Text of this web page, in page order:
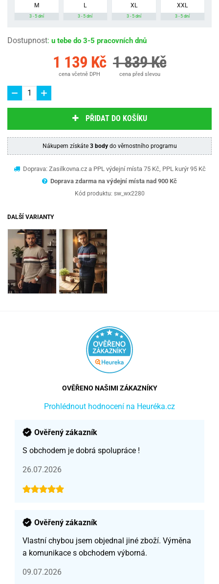
M
3 - 5 dní
L
3 - 5 dní
XL
3 - 5 dní
XXL
3 - 5 dní
Dostupnost: u tebe do 3-5 pracovních dnů
1 139 Kč
cena včetně DPH
1 839 Kč
cena před slevou
PŘIDAT DO KOŠÍKU
Nákupem získáte 3 bodydo věrnostního programu
Doprava: Zasilkovna.cz a PPL výdejní místa 75 Kč, PPL kurýr 95 Kč
Doprava zdarma na výdejní místa nad 900 Kč
Kód produktu: sw_wx2280
DALŠÍ VARIANTY
OVĚŘENO NAŠIMI ZÁKAZNÍKY
Prohlédnout hodnocení na Heuréka.cz
Ověřený zákazník
S obchodem je dobrá spolupráce !
26.07.2026
Ověřený zákazník
Vlastní chybou jsem objednal jiné zboží. Výměna
a komunikace s obchodem výborná.
09.07.2026